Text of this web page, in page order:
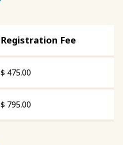
Registration Fee
$ 475.00
$ 795.00